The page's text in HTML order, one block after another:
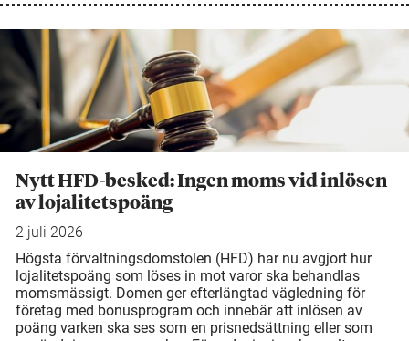
Nytt HFD-besked: Ingen moms vid inlösen
av lojalitetspoäng
2 juli 2026
Högsta förvaltningsdomstolen (HFD) har nu avgjort hur
lojalitetspoäng som löses in mot varor ska behandlas
momsmässigt. Domen ger efterlängtad vägledning för
företag med bonusprogram och innebär att inlösen av
poäng varken ska ses som en prisnedsättning eller som